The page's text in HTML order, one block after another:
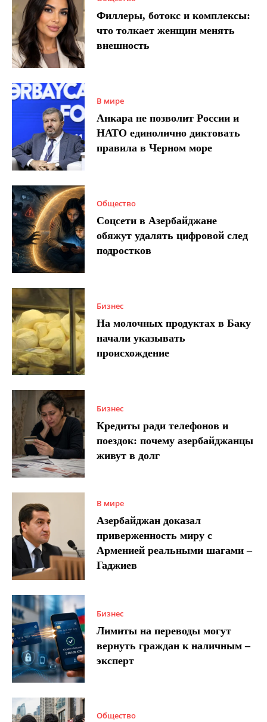
Филлеры, ботокс и комплексы:
что толкает женщин менять
внешность
В мире
Анкара не позволит России и
НАТО единолично диктовать
правила в Черном море
Общество
Соцсети в Азербайджане
обяжут удалять цифровой след
подростков
Бизнес
На молочных продуктах в Баку
начали указывать
происхождение
Бизнес
Кредиты ради телефонов и
поездок: почему азербайджанцы
живут в долг
В мире
Азербайджан доказал
приверженность миру с
Арменией реальными шагами –
Гаджиев
Бизнес
Лимиты на переводы могут
вернуть граждан к наличным –
эксперт
Общество